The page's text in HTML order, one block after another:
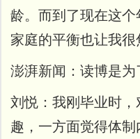
龄。而到了现在这
家庭的平衡也让我很
澎湃新闻： 读博是为
刘悦： 我刚毕业时
趣，一方面觉得体